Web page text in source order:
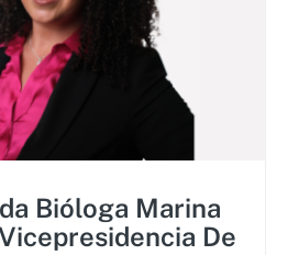
Bióloga Marina
De